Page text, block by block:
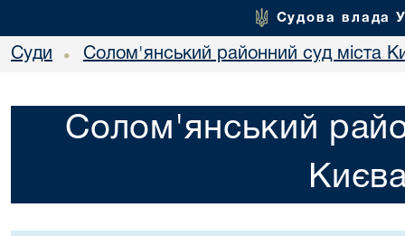
Судова влада
Суди • Солом'янський районний суд міста
Солом'янський